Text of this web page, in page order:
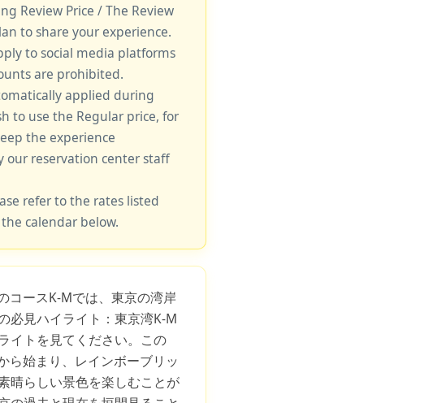
Review Price / The Review
to share your experience.
to social media platforms
are prohibited.
applied during
to use the Regular price, for
the experience
our reservation center staff
refer to the rates listed
calendar below.
コースK-Mでは、東京の湾岸
必見ハイライト：東京湾K-M
イトを見てください。この
ら始まり、レインボーブリッ
晴らしい景色を楽しむことが